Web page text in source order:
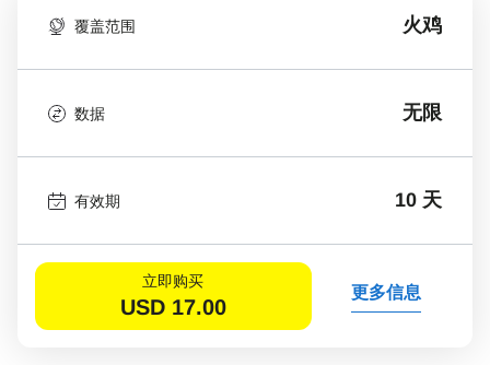
覆盖范围 火鸡
数据 无限
有效期 10 天
立即购买
USD 17.00
更多信息